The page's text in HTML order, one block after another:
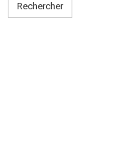
Rechercher